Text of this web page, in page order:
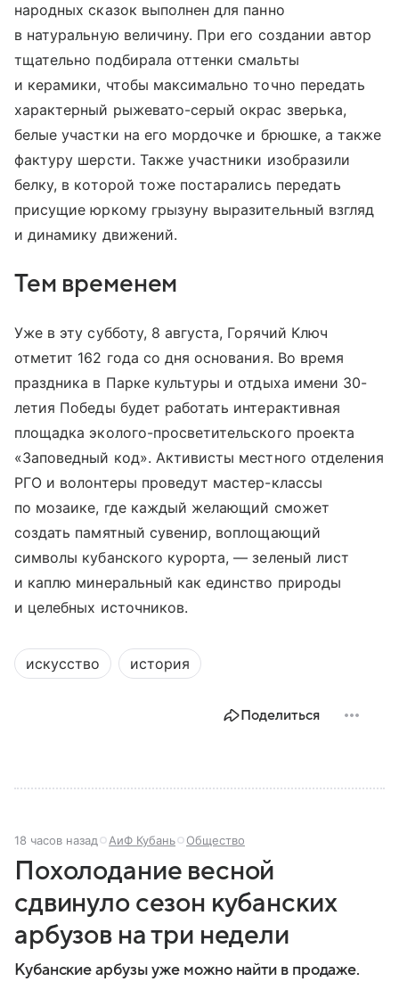
народных сказок выполнен для панно
в натуральную величину. При его создании автор
тщательно подбирала оттенки смальты
и керамики, чтобы максимально точно передать
характерный рыжевато-серый окрас зверька,
белые участки на его мордочке и брюшке, а также
фактуру шерсти. Также участники изобразили
белку, в которой тоже постарались передать
присущие юркому грызуну выразительный взгляд
и динамику движений.
Тем временем
Уже в эту субботу, 8 августа, Горячий Ключ
отметит 162 года со дня основания. Во время
праздника в Парке культуры и отдыха имени 30-
летия Победы будет работать интерактивная
площадка эколого-просветительского проекта
«Заповедный код». Активисты местного отделения
РГО и волонтеры проведут мастер-классы
по мозаике, где каждый желающий сможет
создать памятный сувенир, воплощающий
символы кубанского курорта, — зеленый лист
и каплю минеральный как единство природы
и целебных источников.
искусство история
Поделиться
18 часов назад АиФ Кубань Общество
Похолодание весной
сдвинуло сезон кубанских
арбузов на три недели
Кубанские арбузы уже можно найти в продаже.